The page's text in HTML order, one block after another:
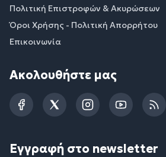
Πολιτική Επιστροφών & Ακυρώσεων
Όροι Χρήσης - Πολιτική Απορρήτου
Επικοινωνία
Ακολουθήστε μας
FacebookTwitterInstagramYouTubeRSS
Εγγραφή στο newsletter